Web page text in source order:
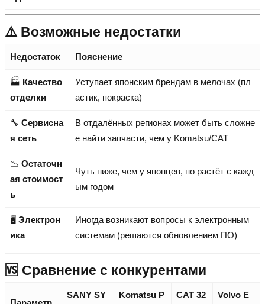
⚠️ Возможные недостатки
Недостаток Пояснение
🏭 Качество
отделки
Уступает японским брендам в мелочах (пл
астик, покраска)
🔧 Сервисна
я сеть
В отдалённых регионах может быть сложне
е найти запчасти, чем у Komatsu/CAT
📉 Остаточн
ая стоимост
ь
Чуть ниже, чем у японцев, но растёт с кажд
ым годом
🖥️ Электрон
ика
Иногда возникают вопросы к электронным
системам (решаются обновлением ПО)
🆚 Сравнение с конкурентами
SANY SY Komatsu P CAT 32 Volvo E